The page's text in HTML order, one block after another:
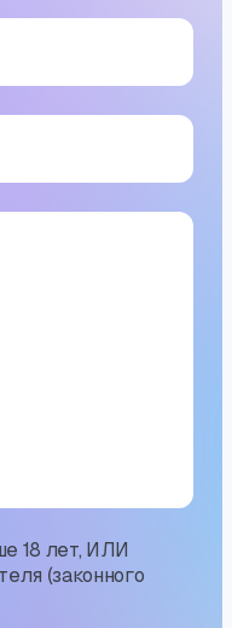
18 лет, ИЛИ
(законного